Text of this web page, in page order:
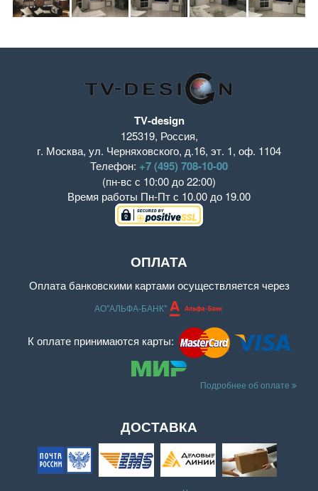
TV-design
125319, Россия,
г. Москва, ул. Черняховского, д.16, эт. 1, оф. 1104
Телефон: +7 (495) 708-10-00
(пн-вс с 10:00 до 22:00)
Время работы Пн-Пт с 10.00 до 19.00
ОПЛАТА
Оплата банковскими картами осуществляется через
АО"АЛЬФА-БАНК"
К оплате принимаются карты:
Подробнее об оплате
ДОСТАВКА